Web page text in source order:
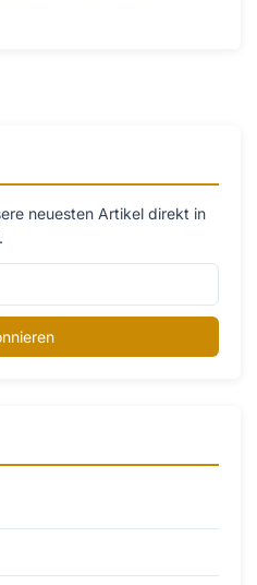
neuesten Artikel direkt in